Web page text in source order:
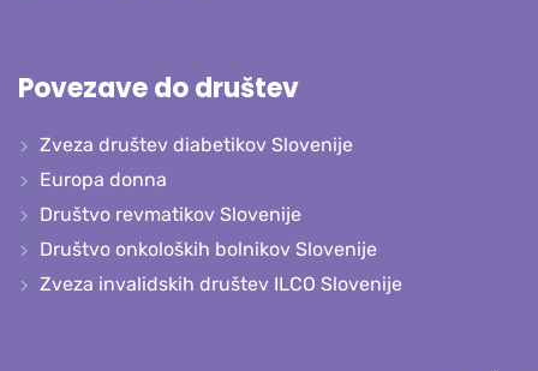
Povezave do društev
Zveza društev diabetikov Slovenije
Europa donna
Društvo revmatikov Slovenije
Društvo onkoloških bolnikov Slovenije
Zveza invalidskih društev ILCO Slovenije